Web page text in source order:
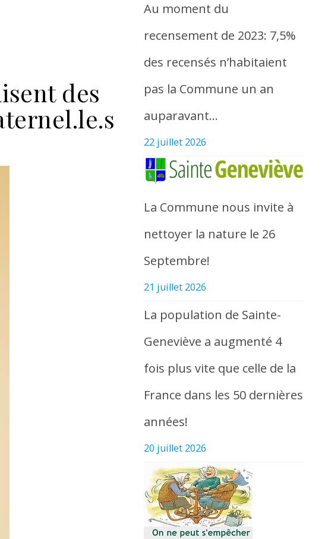
des
Au moment du
recensement de 2023: 7,5%
des recensés n’habitaient
pas la Commune un an
auparavant…
22 juillet 2026
La Commune nous invite à
nettoyer la nature le 26
Septembre!
21 juillet 2026
La population de Sainte-
Geneviève a augmenté 4
fois plus vite que celle de la
France dans les 50 dernières
années!
20 juillet 2026